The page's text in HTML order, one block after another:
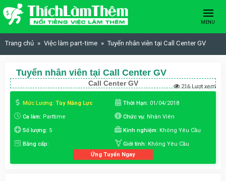
Skip to content
MENU
Trang chủ Việc làm part-time Tuyển nhân viên tại Call Center GV
Tuyển nhân viên tại Call Center GV
Call Center GV 216 Lượt xem
Mức Lương: Tùy Năng Lực Thời Hạn: 01/04/2018
Ca làm: Parttime Chức vụ: Nhân Viên
Số lượng: 5 Kinh nghiệm: Không Yêu Cầu
Bằng cấp: Giới tính: Không Yêu Cầu
Ứng Tuyển Ngay